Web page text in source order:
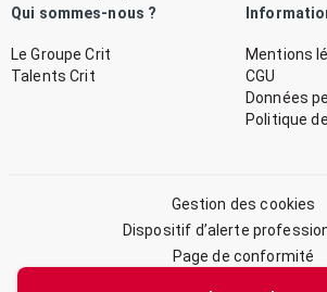
Qui sommes-nous ?
Le Groupe Crit
Talents Crit
Mentions
CGU
Données
Politique
Gestion des cookies
Dispositif d’alerte
Page de conformité